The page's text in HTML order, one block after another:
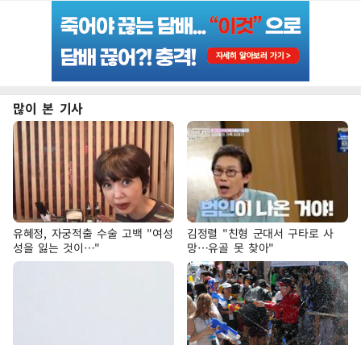
많이 본 기사
유혜정, 자궁적출 수술 고백 "여성
성을 잃는 것이…"
김정렬 "친형 군대서 구타로 사
망…유골 못 찾아"